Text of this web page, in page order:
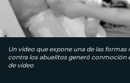
Un video que expone una de las formas
contra los abuelitos generó conmoción
de video